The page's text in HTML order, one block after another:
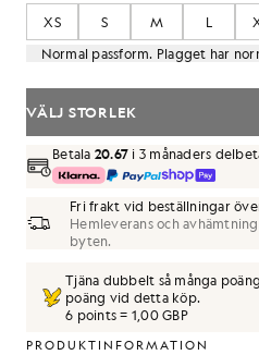
XS
S M L
Normal passform. Plagget har
VÄLJ STORLEK
Betala 20.67 i 3 månaders
Fri frakt vid beställningar
Hemleverans och
byten.
Tjäna dubbelt så många
poäng vid detta köp.
6 points = 1,00 GBP
PRODUKTINFORMATION